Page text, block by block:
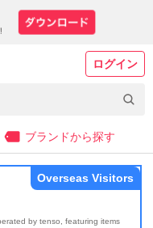
ログイン
ブランドから探す
by tenso, featuring items
Overseas Visitors